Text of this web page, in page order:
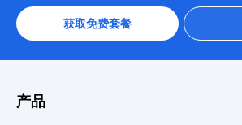
获取免费套餐
产品